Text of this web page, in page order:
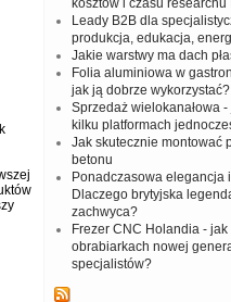
kosztów i czasu researchu
Leady B2B dla
produkcja, edukacja,
Jakie warstwy ma dach
Folia aluminiowa w
jak ją dobrze wykorzystać?
Sprzedaż wielokanałowa
kilku platformach
Jak skutecznie montować
betonu
Ponadczasowa elegancja
Dlaczego brytyjska
zachwyca?
Frezer CNC Holandia -
obrabiarkach nowej
specjalistów?